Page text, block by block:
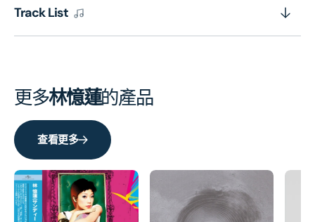
Track List
更多林憶蓮的產品
查看更多